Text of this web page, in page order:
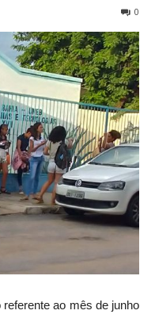
0
ao mês de junho